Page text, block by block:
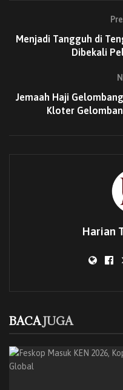
Iriawan Buntoro,
sekaligus risiko bagi
“Mitra digital
kerja sama ini, mitra
perlindungan jaminan
dari Grab. Ini adalah
mewujudkan ekosistem
ujar Pramudya, Rabu (17/
Hingga Mei 2025,
menjadi peserta aktif
tersebut diharapkan
manfaat JKK dengan total
satu kasus menonjol
Jabodetabek yang
Menjadi Tangguh di
Dibekali
Jemaah Haji
Kloter
Harian
BACAJUGA